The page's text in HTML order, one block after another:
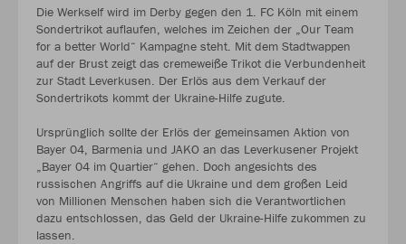
Die Werkself wird im Derby gegen den 1. FC Köln mit einem
Sondertrikot auflaufen, welches im Zeichen der „Our Team
for a better World“ Kampagne steht. Mit dem Stadtwappen
auf der Brust zeigt das cremeweiße Trikot die Verbundenheit
zur Stadt Leverkusen. Der Erlös aus dem Verkauf der
Sondertrikots kommt der Ukraine-Hilfe zugute.
Ursprünglich sollte der Erlös der gemeinsamen Aktion von
Bayer 04, Barmenia und JAKO an das Leverkusener Projekt
„Bayer 04 im Quartier“ gehen. Doch angesichts des
russischen Angriffs auf die Ukraine und dem großen Leid
von Millionen Menschen haben sich die Verantwortlichen
dazu entschlossen, das Geld der Ukraine-Hilfe zukommen zu
lassen.